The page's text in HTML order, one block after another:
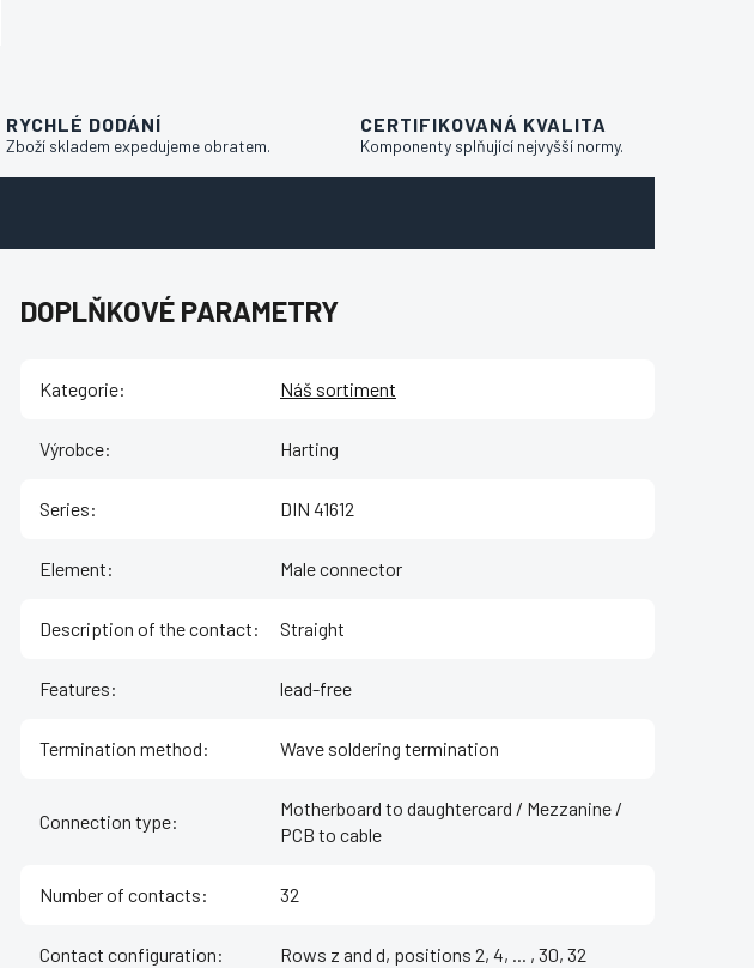
RYCHLÉ DODÁNÍ
Zboží skladem expedujeme obratem.
CERTIFIKOVANÁ KVALITA
Komponenty splňující nejvyšší normy.
DOPLŇKOVÉ PARAMETRY
Kategorie: Náš sortiment
Výrobce: Harting
Series: DIN 41612
Element: Male connector
Description of the contact: Straight
Features: lead-free
Termination method: Wave soldering termination
Connection type:
Motherboard to daughtercard / Mezzanine /
PCB to cable
Number of contacts: 32
Contact configuration: Rows z and d, positions 2, 4, ... , 30, 32